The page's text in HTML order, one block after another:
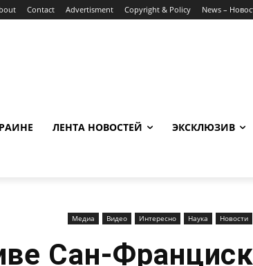
Contact Advertisment Copyright & Policy News –
ЛЕНТА НОВОСТЕЙ ЭКСКЛЮЗИВ
Медиа Видео Интересно Наука Новости
Сан-